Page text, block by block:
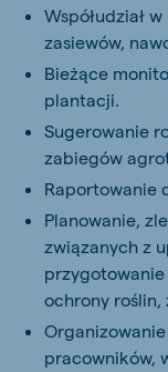
Współudział
zasiewów,
Bieżące
plantacji.
Sugerowanie
zabiegów
Raportowanie
Planowanie,
związanych z
przygotowanie
ochrony roślin,
pracowników,